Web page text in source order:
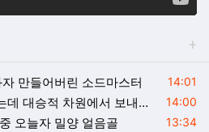
등록일
14:01
만들어버린 소드마스터
등록일
14:00
승적 차원에서 보내줘야지.
등록일
13:34
오늘자 밀양 얼음골